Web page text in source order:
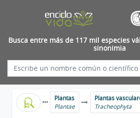
Busca entre más de 117 mil especies
sinonimia
Plantas
Plantae
Plantas
Tracheophyta